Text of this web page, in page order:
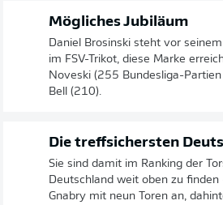
Mögliches Jubiläum
Daniel Brosinski steht vor
im FSV-Trikot, diese Marke
Noveski (255 Bundesliga-
Bell (210).
Die treffsichersten
Sie sind damit im Ranking der
Deutschland weit oben zu
Gnabry mit neun Toren an,